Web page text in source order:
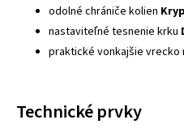
odolné chrániče kolien
nastaviteľné tesnenie krku
praktické vonkajšie vrecko
Technické prvky